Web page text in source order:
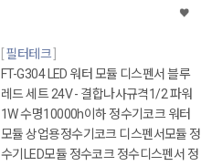
필터테크
FT-G304 LED 워터 모듈 디스펜서 블루
레드 세트 24V - 결합나사규격1/2 파워
1W 수명10000h이하 정수기코크 워터
모듈 상업용정수기코크 디스펜서모듈 정
수기LED모듈 정수코크 정수디스펜서 정